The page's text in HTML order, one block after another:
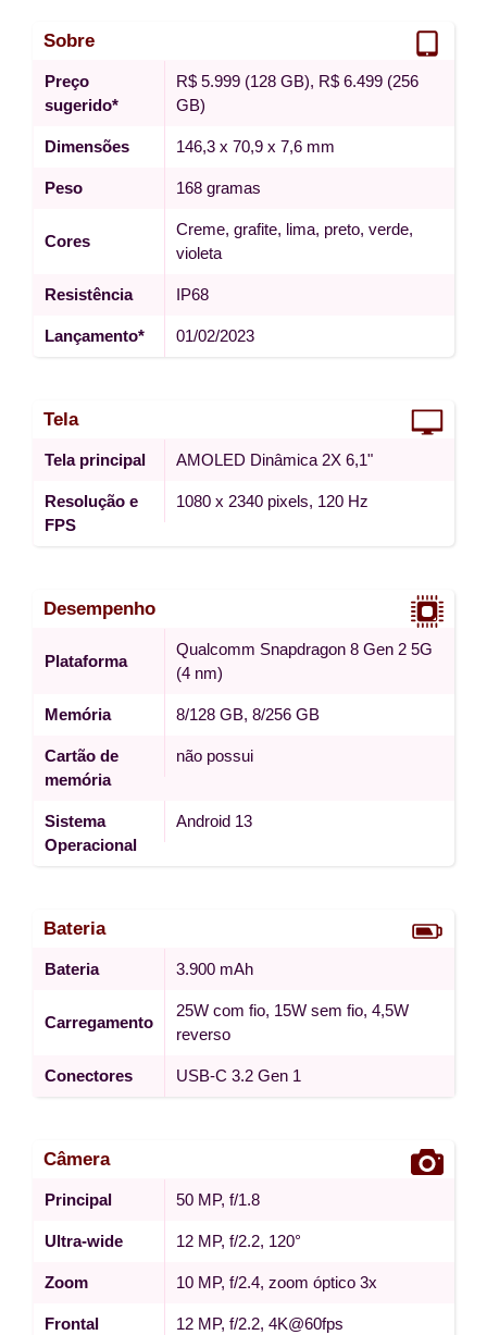
Sobre
Preço
sugerido*
R$ 5.999 (128 GB), R$ 6.499 (256
GB)
Dimensões 146,3 x 70,9 x 7,6 mm
Peso 168 gramas
Cores
Creme, grafite, lima, preto, verde,
violeta
Resistência IP68
Lançamento* 01/02/2023
Tela
Tela principal AMOLED Dinâmica 2X 6,1"
Resolução e
FPS
1080 x 2340 pixels, 120 Hz
Desempenho
Plataforma
Qualcomm Snapdragon 8 Gen 2 5G
(4 nm)
Memória 8/128 GB, 8/256 GB
Cartão de
memória
não possui
Sistema
Operacional
Android 13
Bateria
Bateria 3.900 mAh
Carregamento
25W com fio, 15W sem fio, 4,5W
reverso
Conectores USB-C 3.2 Gen 1
Câmera
Principal 50 MP, f/1.8
Ultra-wide 12 MP, f/2.2, 120°
Zoom 10 MP, f/2.4, zoom óptico 3x
Frontal 12 MP, f/2.2, 4K@60fps